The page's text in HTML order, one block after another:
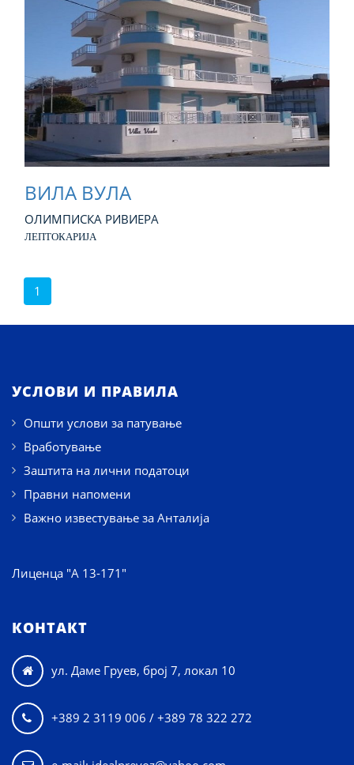
ВИЛА ВУЛА
ОЛИМПИСКА РИВИЕРА
ЛЕПТОКАРИЈА
1
УСЛОВИ И ПРАВИЛА
Општи услови за патување
Вработување
Заштита на лични податоци
Правни напомени
Важно известување за Анталија
Лиценца "А 13-171"
КОНТАКТ
 ул. Даме Груев, број 7, локал 10
 +389 2 3119 006 / +389 78 322 272